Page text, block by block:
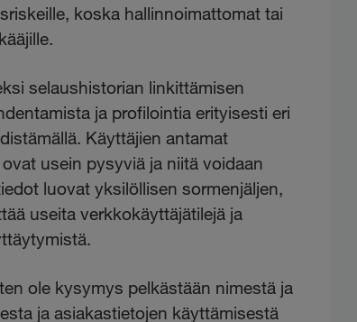
koska hallinnoimattomat tai
selaushistorian linkittämisen
ja profilointia erityisesti eri
Käyttäjien antamat
usein pysyviä ja niitä voidaan
luovat yksilöllisen sormenjäljen,
useita verkkokäyttäjätilejä ja
ole kysymys pelkästään nimestä ja
ja asiakastietojen käyttämisestä